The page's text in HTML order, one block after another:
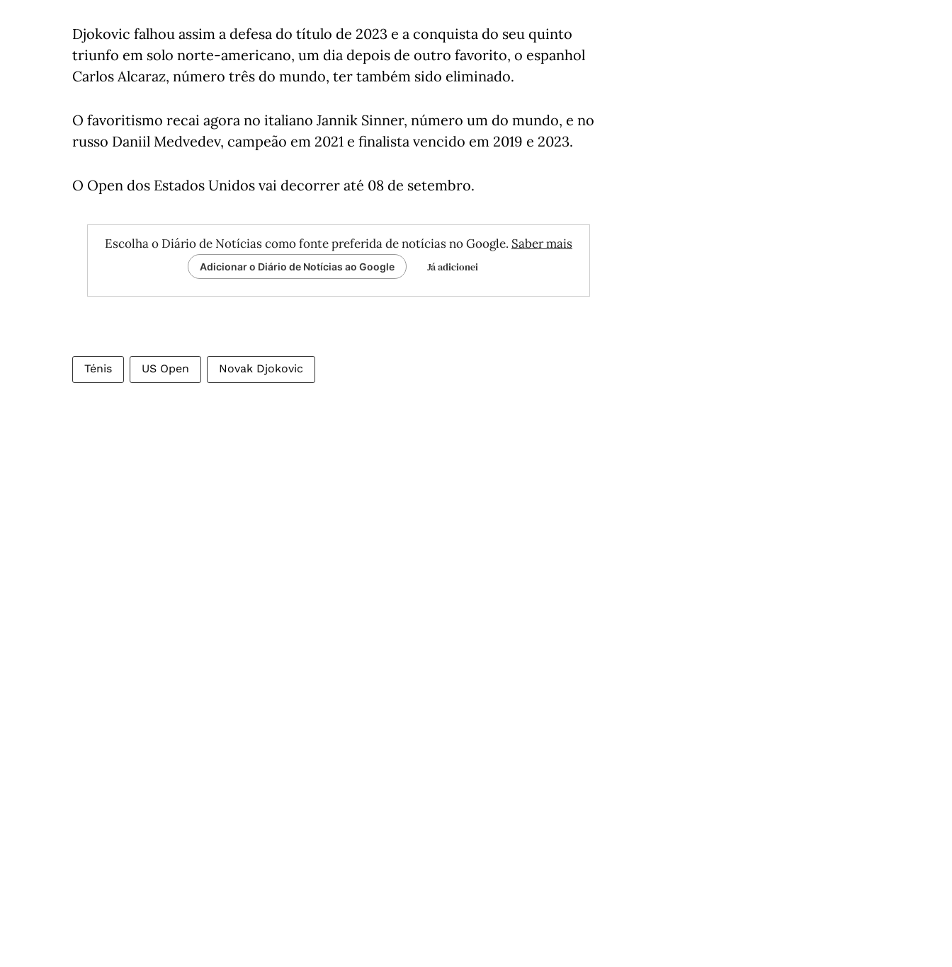
Djokovic falhou assim a defesa do título de 2023 e a conquista do seu quinto
triunfo em solo norte-americano, um dia depois de outro favorito, o espanhol
Carlos Alcaraz, número três do mundo, ter também sido eliminado.
O favoritismo recai agora no italiano Jannik Sinner, número um do mundo, e no
russo Daniil Medvedev, campeão em 2021 e finalista vencido em 2019 e 2023.
O Open dos Estados Unidos vai decorrer até 08 de setembro.
Escolha o Diário de Notícias como fonte preferida de notícias no Google. Saber mais
Adicionar o Diário de Notícias ao Google Já adicionei
Ténis US Open Novak Djokovic